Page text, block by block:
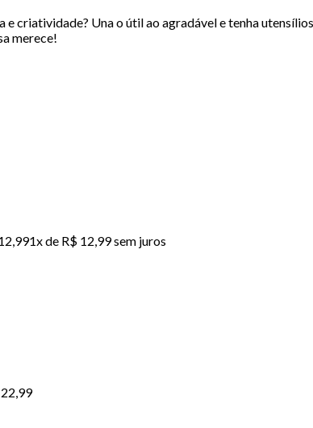
criatividade? Una o útil ao agradável e tenha
merece!
1x de R$ 12,99 sem juros